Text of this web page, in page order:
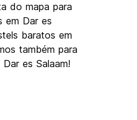
do mapa para
em Dar es
baratos em
também para
es Salaam!